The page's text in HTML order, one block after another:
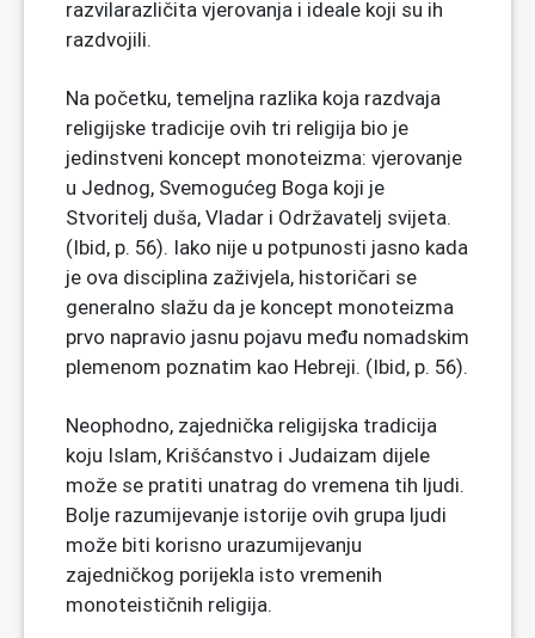
razvilarazličita vjerovanja i ideale koji su ih
razdvojili.
Na početku, temeljna razlika koja razdvaja
religijske tradicije ovih tri religija bio je
jedinstveni koncept monoteizma: vjerovanje
u Jednog, Svemogućeg Boga koji je
Stvoritelj duša, Vladar i Održavatelj svijeta.
(Ibid, p. 56). Iako nije u potpunosti jasno kada
je ova disciplina zaživjela, historičari se
generalno slažu da je koncept monoteizma
prvo napravio jasnu pojavu među nomadskim
plemenom poznatim kao Hebreji. (Ibid, p. 56).
Neophodno, zajednička religijska tradicija
koju Islam, Krišćanstvo i Judaizam dijele
može se pratiti unatrag do vremena tih ljudi.
Bolje razumijevanje istorije ovih grupa ljudi
može biti korisno urazumijevanju
zajedničkog porijekla isto vremenih
monoteističnih religija.